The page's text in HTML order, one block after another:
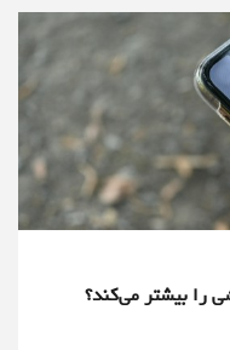
را بیشتر می‌کند؟